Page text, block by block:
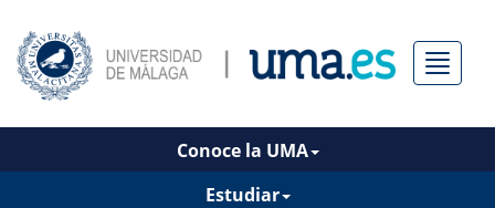
Menú
Conoce la UMA
Estudiar